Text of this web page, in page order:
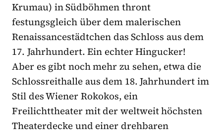
Krumau) in Südböhmen thront
festungsgleich über dem malerischen
Renaissancestädtchen das Schloss aus dem
17. Jahrhundert. Ein echter Hingucker!
Aber es gibt noch mehr zu sehen, etwa die
Schlossreithalle aus dem 18. Jahrhundert im
Stil des Wiener Rokokos, ein
Freilichttheater mit der weltweit höchsten
Theaterdecke und einer drehbaren